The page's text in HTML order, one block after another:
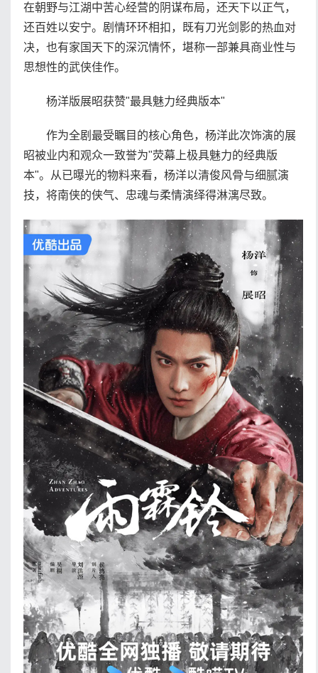
在朝野与江湖中苦心经营的阴谋布局，还天下以正气，
还百姓以安宁。剧情环环相扣，既有刀光剑影的热血对
决，也有家国天下的深沉情怀，堪称一部兼具商业性与
思想性的武侠佳作。
杨洋版展昭获赞"最具魅力经典版本"
作为全剧最受瞩目的核心角色，杨洋此次饰演的展
昭被业内和观众一致誉为"荧幕上极具魅力的经典版
本"。从已曝光的物料来看，杨洋以清俊风骨与细腻演
技，将南侠的侠气、忠魂与柔情演绎得淋漓尽致。